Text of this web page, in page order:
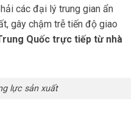
các đại lý trung gian ẩn
gây chậm trễ tiến độ giao
Quốc trực tiếp từ nhà
lực sản xuất